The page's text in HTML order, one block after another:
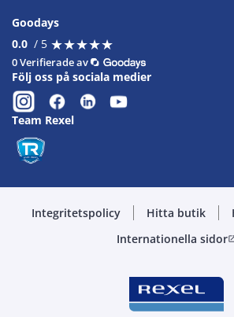
Goodays
0.0 / 5 ★★★★★
★★★★★
0 Verifierade av
Följ oss på sociala medier
Team Rexel
Integritetspolicy Hitta butik
Internationella sidor